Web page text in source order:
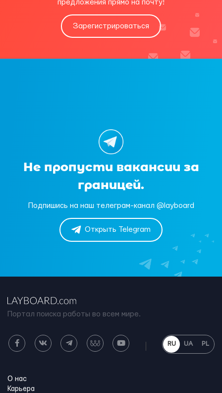
предложения прямо на почту!
Зарегистрироваться
Не пропусти вакансии за
границей.
Подпишись на наш телеграм-канал @layboard
Открыть Telegram
Портал поиска работы во всем мире.
RU UA PL
О нас
Карьера